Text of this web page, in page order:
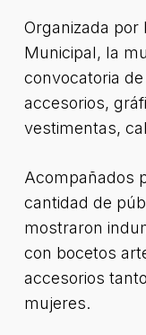
Organizada
Municipal, la
convocatoria
accesorios,
vestimentas,
Acompañados
cantidad de
mostraron
con bocetos
accesorios
mujeres.